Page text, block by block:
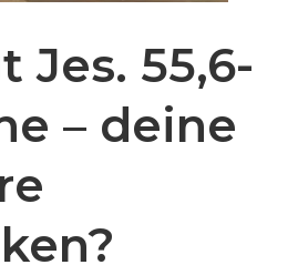
Jes. 55,6-
– deine